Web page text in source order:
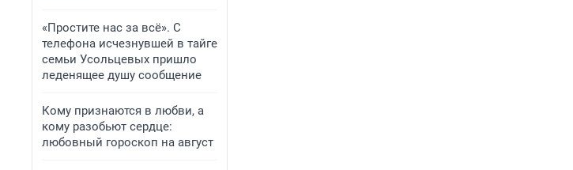
«Простите нас за всё». С
телефона исчезнувшей в тайге
семьи Усольцевых пришло
леденящее душу сообщение
Кому признаются в любви, а
кому разобьют сердце:
любовный гороскоп на август